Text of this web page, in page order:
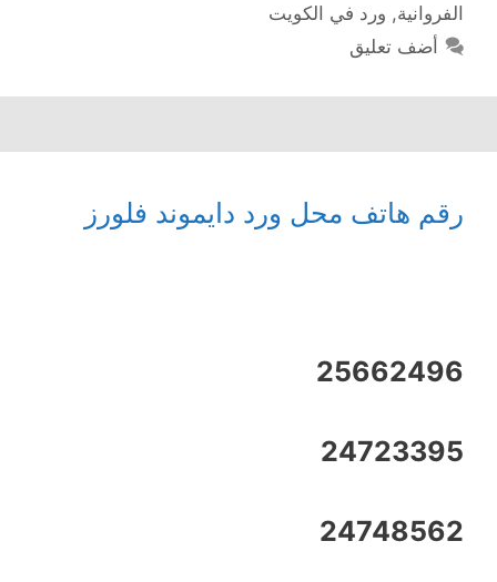
الفروانية, ورد في الكويت
أضف تعليق
رقم هاتف محل ورد دايموند فلورز
25662496
24723395
24748562